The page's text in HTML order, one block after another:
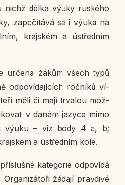
nichž délka výuky rus­ké­ho
za­po­čí­tá­vá se i výuka na
kraj­ském a ústřed­ním
určena žákům všech typů
od­po­ví­da­jí­cích roč­ní­ků ví­
měli či mají tr­va­lou mož­
v daném jazyce mimo
výuku – viz body 4 a, b;
a ústřed­ním kole.
ka­te­go­rie od­po­ví­dá
Or­ga­ni­zá­to­ři žádají prav­di­vé